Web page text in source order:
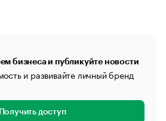
бизнеса и публикуйте новости
и развивайте личный бренд
Получить доступ